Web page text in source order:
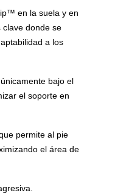
en la suela y en
clave donde se
a los
bajo el
el soporte en
permite al pie
el área de